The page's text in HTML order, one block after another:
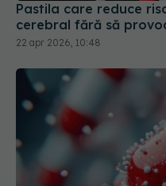
Pastila care reduce
cerebral fără să
22 apr 2026, 10:48